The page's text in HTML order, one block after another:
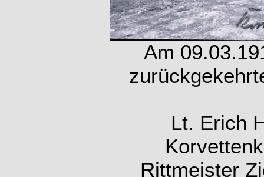
Am
Lt. Erich
Rittmeister